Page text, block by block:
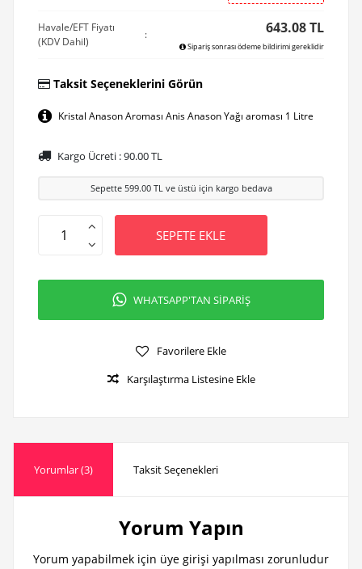
Havale/EFT Fiyatı
(KDV Dahil)
: 643.08 TL
Sipariş sonrası ödeme bildirimi gereklidir
Taksit Seçeneklerini Görün
Kristal Anason Aroması Anis Anason Yağı aroması 1 Litre
Kargo Ücreti :90.00TL
Sepette 599.00TL ve üstü için kargo bedava
SEPETE EKLE
WHATSAPP'TAN SİPARİŞ
Favorilere Ekle
Karşılaştırma Listesine Ekle
Yorumlar (3) Taksit Seçenekleri
Yorum Yapın
Yorum yapabilmek için üye girişi yapılması zorunludur